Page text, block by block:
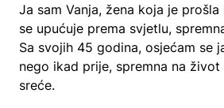
Ja sam Vanja, žena koja je
se upućuje prema svjetlu,
Sa svojih 45 godina, osjećam se
nego ikad prije, spremna na
sreće.